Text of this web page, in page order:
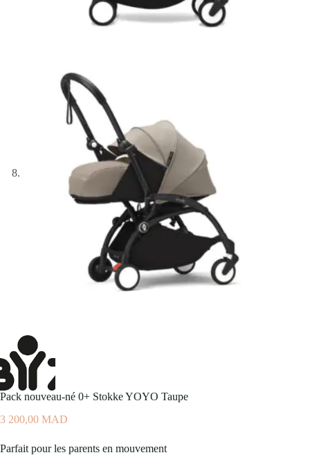
Pack nouveau-né 0+ Stokke YOYO Taupe
3 200,00 MAD
Parfait pour les parents en mouvement